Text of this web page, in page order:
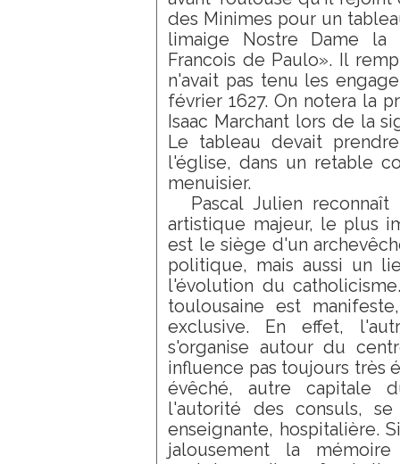
des Minimes pour un
limaige Nostre Dame
Francois de Paulo». Il
n'avait pas tenu les
février 1627. On notera la
Isaac Marchant lors de la
Le tableau devait
l'église, dans un retable
menuisier.
Pascal Julien
artistique majeur, le plus
est le siège d'un
politique, mais aussi un
l'évolution du
toulousaine est
exclusive. En effet,
s'organise autour du
influence pas toujours très
évêché, autre capitale
l'autorité des consuls,
enseignante, hospitalière.
jalousement la